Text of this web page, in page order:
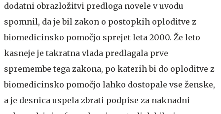
dodatni obrazložitvi predloga novele v uvodu
spomnil, da je bil zakon o postopkih oploditve z
biomedicinsko pomočjo sprejet leta 2000. Že leto
kasneje je takratna vlada predlagala prve
spremembe tega zakona, po katerih bi do oploditve z
biomedicinsko pomočjo lahko dostopale vse ženske,
a je desnica uspela zbrati podpise za naknadni